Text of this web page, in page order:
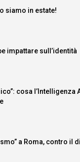
siamo in estate!
impattare sull’identità
cosa l’Intelligenza
a Roma, contro il